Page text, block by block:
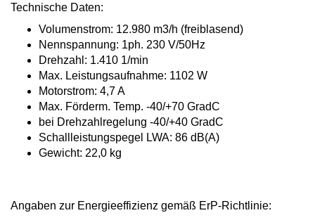
Technische Daten:
Volumenstrom: 12.980 m3/h (freiblasend)
Nennspannung: 1ph. 230 V/50Hz
Drehzahl: 1.410 1/min
Max. Leistungsaufnahme: 1102 W
Motorstrom: 4,7 A
Max. Förderm. Temp. -40/+70 GradC
bei Drehzahlregelung -40/+40 GradC
Schallleistungspegel LWA: 86 dB(A)
Gewicht: 22,0 kg
Angaben zur Energieeffizienz gemäß ErP-Richtlinie: